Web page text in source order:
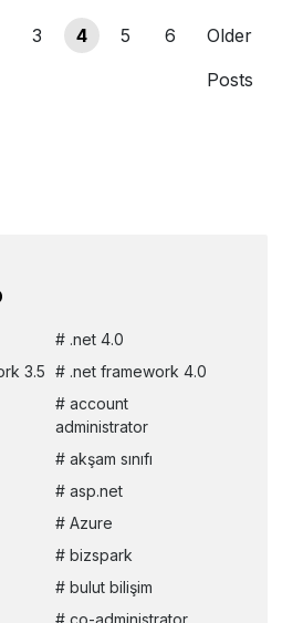
3 4 5 6
Older
Posts
.net 4.0
3.5
.net framework 4.0
account
administrator
akşam sınıfı
asp.net
Azure
bizspark
bulut bilişim
co-administrator